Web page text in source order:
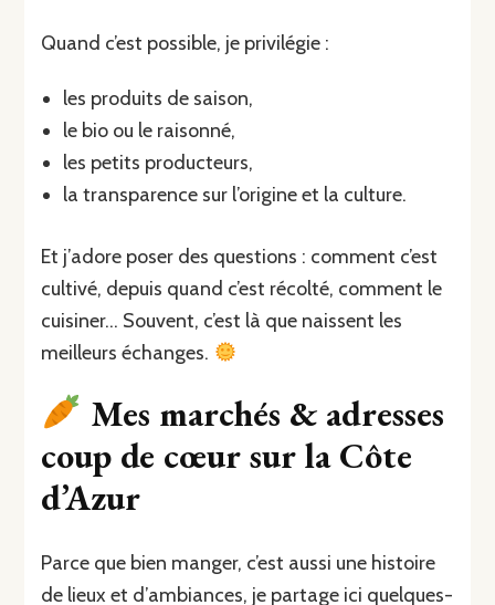
Quand c’est possible, je privilégie :
les produits de saison,
le bio ou le raisonné,
les petits producteurs,
la transparence sur l’origine et la culture.
Et j’adore poser des questions : comment c’est
cultivé, depuis quand c’est récolté, comment le
cuisiner… Souvent, c’est là que naissent les
meilleurs échanges.
Mes marchés & adresses
coup de cœur sur la Côte
d’Azur
Parce que bien manger, c’est aussi une histoire
de lieux et d’ambiances, je partage ici quelques-